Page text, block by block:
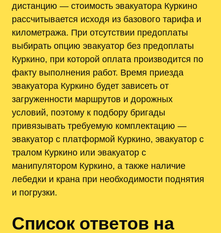
дистанцию — стоимость эвакуатора Куркино
рассчитывается исходя из базового тарифа и
километража. При отсутствии предоплаты
выбирать опцию эвакуатор без предоплаты
Куркино, при которой оплата производится по
факту выполнения работ. Время приезда
эвакуатора Куркино будет зависеть от
загруженности маршрутов и дорожных
условий, поэтому к подбору бригады
привязывать требуемую комплектацию —
эвакуатор с платформой Куркино, эвакуатор с
тралом Куркино или эвакуатор с
манипулятором Куркино, а также наличие
лебедки и крана при необходимости поднятия
и погрузки.
Список ответов на